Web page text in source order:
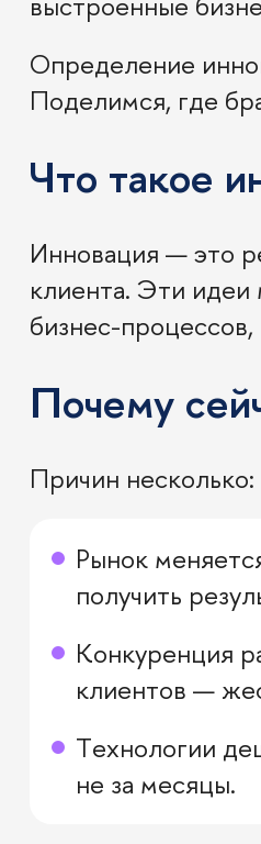
Определение
Поделимся, где
Что такое
Инновация — это
клиента. Эти
бизнес-
Почему
Причин несколько:
Рынок
получить
Конкуренция
клиентов —
Технологии
не за месяцы.